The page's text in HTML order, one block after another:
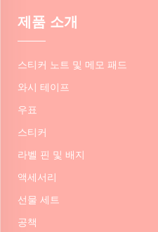
제품 소개
스티커 노트 및 메모 패드
와시 테이프
우표
스티커
라벨 핀 및 배지
액세서리
선물 세트
공책